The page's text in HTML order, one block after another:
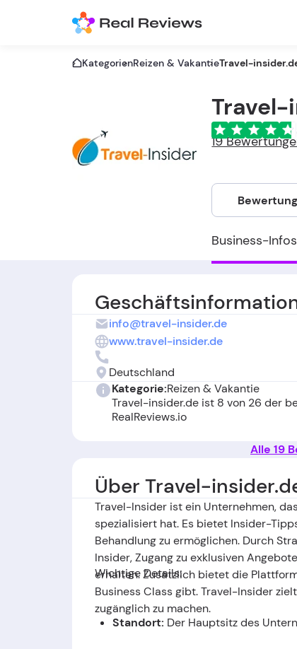
KategorienReizen & VakantieTravel-
Travel-
19
Business-Infos
info@travel-insider.de
www.travel-insider.de
Deutschland
Kategorie:Reizen & Vakantie
Travel-insider.de ist 8 von 26 der
RealReviews.io
Alle 19
Über Travel-
Travel-Insider ist ein Unternehmen,
spezialisiert hat. Es bietet Insider-
Behandlung zu ermöglichen. Durch
Insider, Zugang zu exklusiven
erhalten. Zusätzlich bietet die
Business Class gibt. Travel-Insider
zugänglich zu machen.
Wichtige Details:
Standort: Der Hauptsitz des